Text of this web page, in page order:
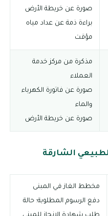
صورة عن خريطة الأرض
براءة ذمة عن عداد مياه
مؤقت
مذكرة من مركز خدمة
العملاء
صورة عن فاتورة الكهرباء
والماء
صورة عن خريطة الأرض
الشارقة
مخطط الغاز في المبنى
دفع الرسوم المطلوبة؛ حالة